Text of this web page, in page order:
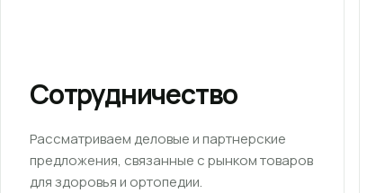
Сотрудничество
Рассматриваем деловые и партнерские
предложения, связанные с рынком товаров
для здоровья и ортопедии.